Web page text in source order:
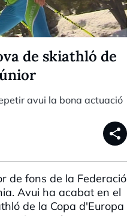
de skiathló de
avui la bona actuació
share
de fons de la Federació
Avui ha acabat en el
de la Copa d'Europa